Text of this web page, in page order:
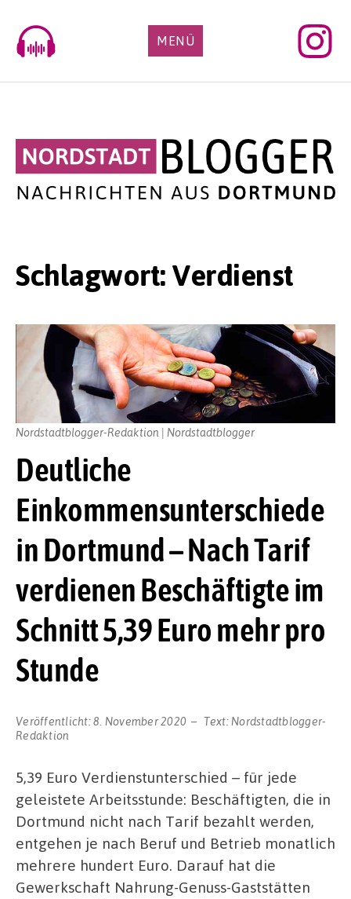
content
MENÜ
Schlagwort:Verdienst
Deutliche
Einkommensunterschiede
in Dortmund – Nach Tarif
verdienen Beschäftigte im
Schnitt 5,39 Euro mehr pro
Stunde
Veröffentlicht:8. November 2020 Text: Nordstadtblogger-
Redaktion
Nordstadtblogger-Redaktion | Nordstadtblogger
5,39 Euro Verdienstunterschied – für jede
geleistete Arbeitsstunde: Beschäftigten, die in
Dortmund nicht nach Tarif bezahlt werden,
entgehen je nach Beruf und Betrieb monatlich
mehrere hundert Euro. Darauf hat die
Gewerkschaft Nahrung-Genuss-Gaststätten